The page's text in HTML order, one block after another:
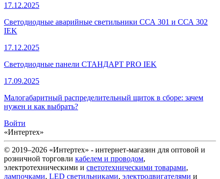
17.12.2025
Светодиодные аварийные светильники ССА 301 и ССА 302
IEK
17.12.2025
Светодиодные панели СТАНДАРТ PRO IEK
17.09.2025
Малогабаритный распределительный щиток в сборе: зачем
нужен и как выбрать?
Войти
«Интертех»
© 2019–2026 «Интертех» - интернет-магазин для оптовой и
розничной торговли кабелем и проводом,
электротехническими и светотехническими товарами,
лампочками, LED светильниками, электродвигателями и